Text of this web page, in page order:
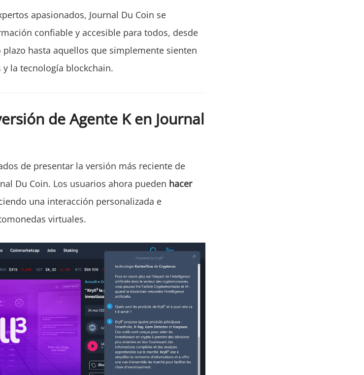
apasionados, Journal Du Coin se
confiable y accesible para todos, desde
hasta aquellos que simplemente sienten
la tecnología blockchain.
de Agente K en Journal
de presentar la versión más reciente de
Du Coin. Los usuarios ahora pueden hacer
una interacción personalizada e
virtuales.